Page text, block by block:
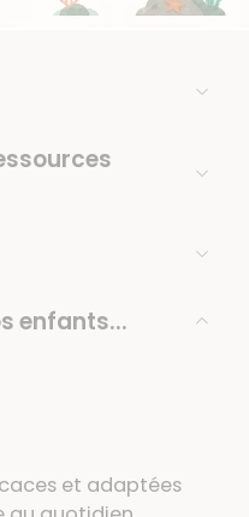
enfants...
et adaptées